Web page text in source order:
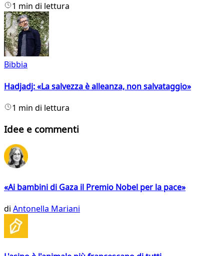
1 min di lettura
Bibbia
Hadjadj: «La salvezza è alleanza, non salvataggio»
1 min di lettura
Idee e commenti
«Ai bambini di Gaza il Premio Nobel per la pace»
di Antonella Mariani